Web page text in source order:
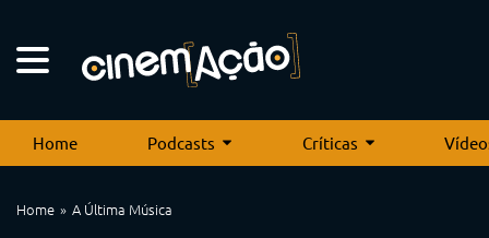
Home Podcasts Críticas
Home A Última Música